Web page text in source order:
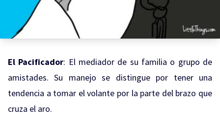
El Pacificador: El mediador de su familia o grupo de
amistades. Su manejo se distingue por tener una
tendencia a tomar el volante por la parte del brazo que
cruza el aro.